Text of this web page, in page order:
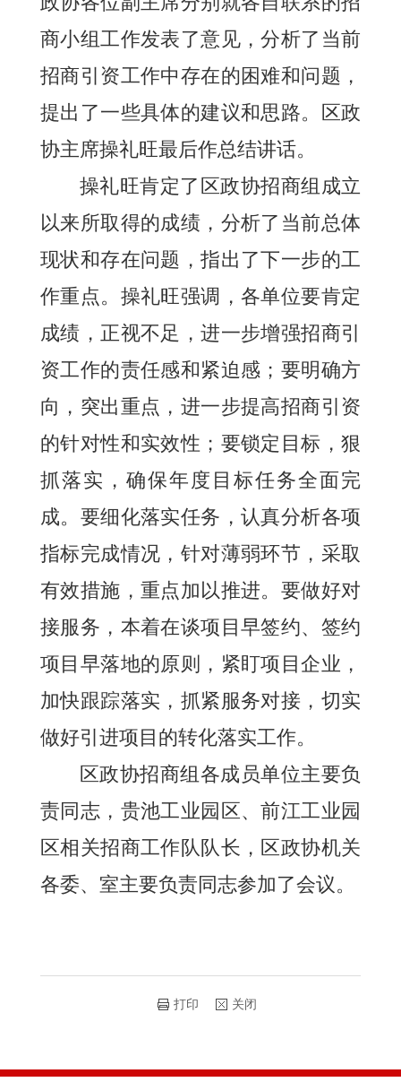
商小组工作发表了意见，分析了当前
招商引资工作中存在的困难和问题，
提出了一些具体的建议和思路。区政
协主席操礼旺最后作总结讲话。
操礼旺肯定了区政协招商组成立
以来所取得的成绩，分析了当前总体
现状和存在问题，指出了下一步的工
作重点。操礼旺强调，各单位要肯定
成绩，正视不足，进一步增强招商引
资工作的责任感和紧迫感；要明确方
向，突出重点，进一步提高招商引资
的针对性和实效性；要锁定目标，狠
抓落实，确保年度目标任务全面完
成。要细化落实任务，认真分析各项
指标完成情况，针对薄弱环节，采取
有效措施，重点加以推进。要做好对
接服务，本着在谈项目早签约、签约
项目早落地的原则，紧盯项目企业，
加快跟踪落实，抓紧服务对接，切实
做好引进项目的转化落实工作。
区政协招商组各成员单位主要负
责同志，贵池工业园区、前江工业园
区相关招商工作队队长，区政协机关
各委、室主要负责同志参加了会议。
打印 关闭